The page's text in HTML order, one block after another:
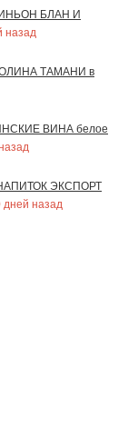
БЛАН И
назад
ТАМАНИ в
ВИНА белое
ЭКСПОРТ
дней назад